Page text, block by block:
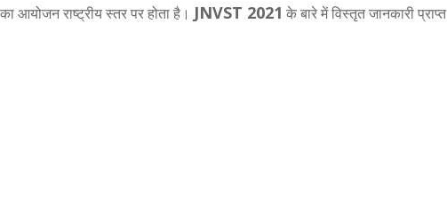
का आयोजन राष्ट्रीय स्तर पर होता है। JNVST 2021 के बारे में विस्तृत जानकारी प्राप्त